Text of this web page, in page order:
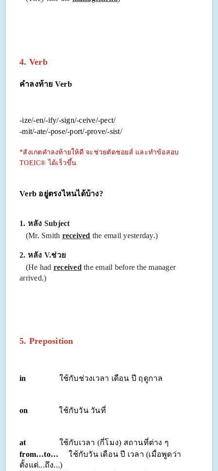
4. Verb
คำลงท้าย Verb
-ize/-en/-ify/-sign/-ceive/-pect/
-mit/-ate/-pose/-port/-prove/-sist/
*สังเกตคำลงท้ายให้ดี จะช่วยตัดชอยส์ และทำข้อสอบ
TOEIC® ได้เร็วขึ้น
Verb อยู่ตรงไหนได้บ้าง?
1. หลัง Subject
(Mr. Smith received the email yesterday.)
2. หลัง V.ช่วย
(He had receivedthe email before the manager
arrived.)
5. Preposition
in ใช้กับช่วงเวลา เดือน ปี ฤดูกาล
on ใช้กับวัน วันที่
atใช้กับเวลา (กี่โมง) สถานที่ต่าง ๆ
from…to…
ใช้กับวัน เดือน ปี เวลา (เมื่อพูดว่า
ตั้งแต่...ถึง...)